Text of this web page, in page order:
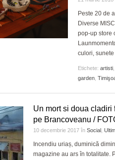
de
din
31
Peste 20 de
Diverse
pop-up store
culori,
Etichete: artisti
garden
Un mort si doua cladiri
pe Brancoveanu /
10 decembrie 2017 în Social
Incendiu uriaș, duminică
magazine au ars în totalitate.